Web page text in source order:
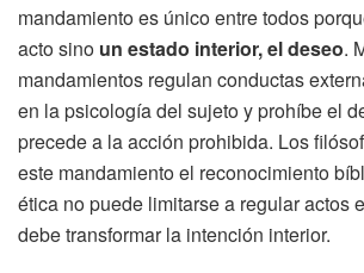
mandamiento es único entre todos
acto sino un estado interior, el deseo.
mandamientos regulan conductas
en la psicología del sujeto y prohíbe el
precede a la acción prohibida. Los
este mandamiento el reconocimiento
ética no puede limitarse a regular actos
debe transformar la intención interior.